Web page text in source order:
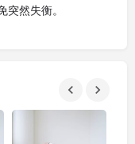
突然失衡。